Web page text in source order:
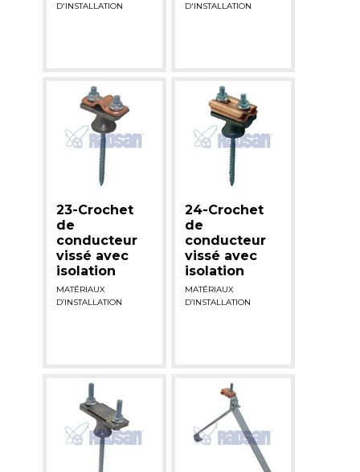
D'INSTALLATION
D'INSTALLATION
23-Crochet
de
conducteur
vissé avec
isolation
MATÉRIAUX
D’INSTALLATION
24-Crochet
de
conducteur
vissé avec
isolation
MATÉRIAUX
D’INSTALLATION